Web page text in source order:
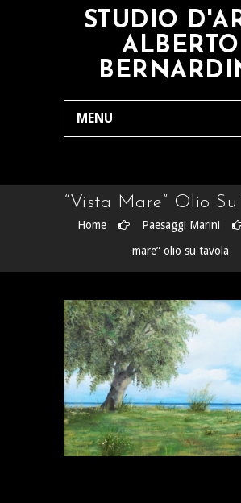
STUDIO
ALBERTO
MENU
“Vista Mare” Olio Su
Home Paesaggi Marini
mare” olio su tavola